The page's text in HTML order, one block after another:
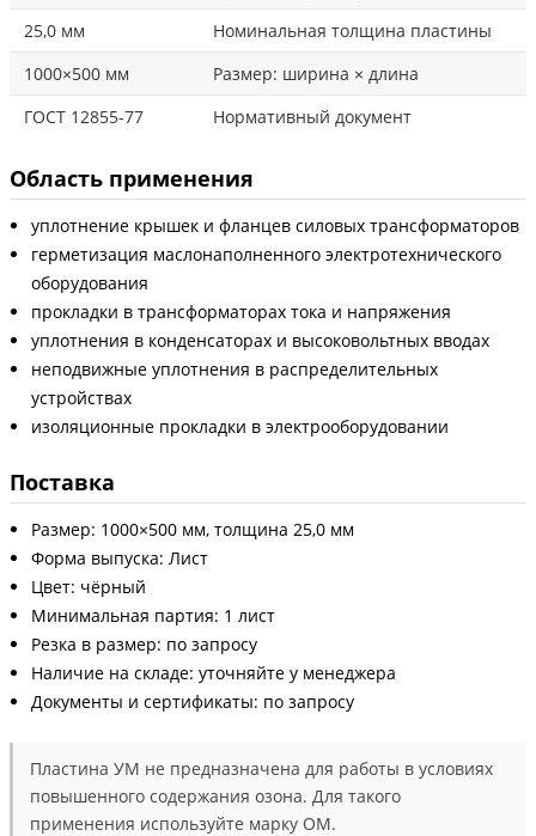
25,0 мм
Номинальная толщина пластины
1000×500 мм
Размер: ширина × длина
ГОСТ 12855-77
Нормативный документ
Область применения
уплотнение крышек и фланцев силовых трансформаторов
герметизация маслонаполненного электротехнического
оборудования
прокладки в трансформаторах тока и напряжения
уплотнения в конденсаторах и высоковольтных вводах
неподвижные уплотнения в распределительных
устройствах
изоляционные прокладки в электрооборудовании
Поставка
Размер: 1000×500 мм, толщина 25,0 мм
Форма выпуска: Лист
Цвет: чёрный
Минимальная партия: 1 лист
Резка в размер: по запросу
Наличие на складе: уточняйте у менеджера
Документы и сертификаты: по запросу
Пластина УМ не предназначена для работы в условиях
повышенного содержания озона. Для такого
применения используйте марку ОМ.